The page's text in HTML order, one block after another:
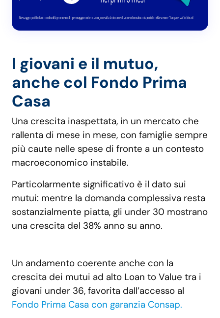
I giovani e il mutuo,
anche col Fondo Prima
Casa
Una crescita inaspettata, in un mercato che
rallenta di mese in mese, con famiglie sempre
più caute nelle spese di fronte a un contesto
macroeconomico instabile.
Particolarmente significativo è il dato sui
mutui: mentre la domanda complessiva resta
sostanzialmente piatta, gli under 30 mostrano
una crescita del 38% anno su anno.
Un andamento coerente anche con la
crescita dei mutui ad alto Loan to Value tra i
giovani under 36, favorita dall’accesso al
Fondo Prima Casa con garanzia Consap.